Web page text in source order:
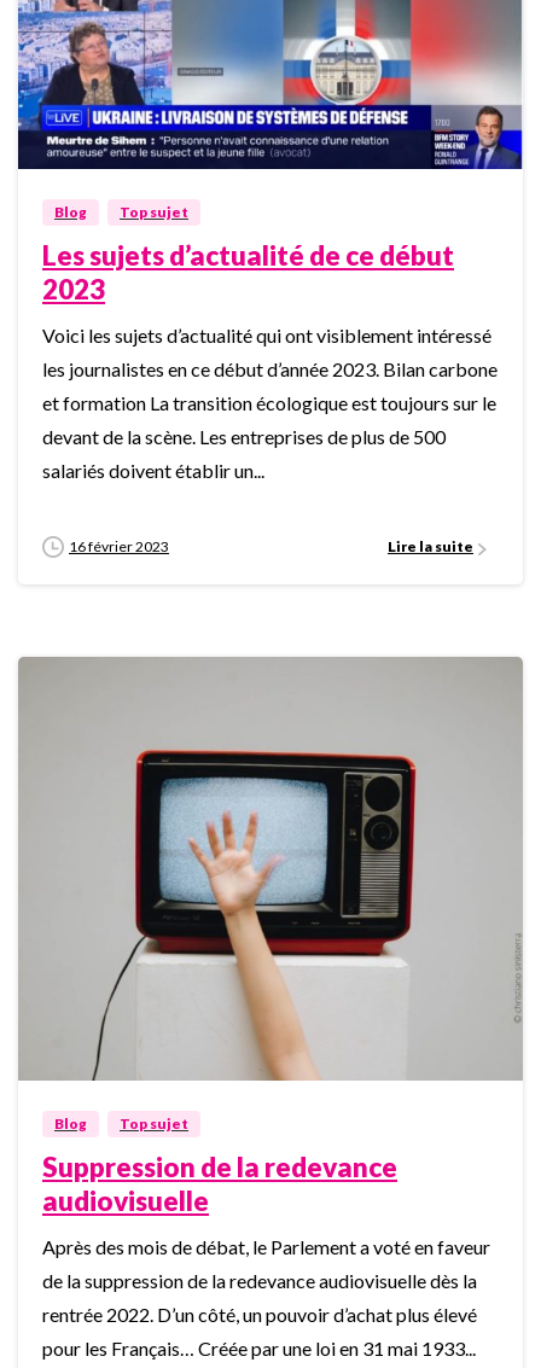
0
Blog Top sujet
Les sujets d’actualité de ce début
2023
Voici les sujets d’actualité qui ont visiblement intéressé
les journalistes en ce début d’année 2023. Bilan carbone
et formation La transition écologique est toujours sur le
devant de la scène. Les entreprises de plus de 500
salariés doivent établir un...
16 février 2023 Lire la suite
Blog Top sujet
Suppression de la redevance
audiovisuelle
Après des mois de débat, le Parlement a voté en faveur
de la suppression de la redevance audiovisuelle dès la
rentrée 2022. D’un côté, un pouvoir d’achat plus élevé
pour les Français… Créée par une loi en 31 mai 1933...